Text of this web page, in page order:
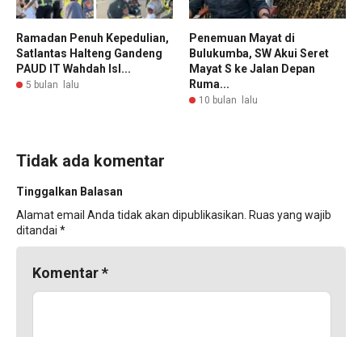
Ramadan Penuh Kepedulian,
Satlantas Halteng Gandeng
PAUD IT Wahdah Isl...
5 bulan lalu
Penemuan Mayat di
Bulukumba, SW Akui Seret
Mayat S ke Jalan Depan
Ruma...
10 bulan lalu
Tidak ada komentar
Tinggalkan Balasan
Alamat email Anda tidak akan dipublikasikan. Ruas yang wajib
ditandai *
Komentar*